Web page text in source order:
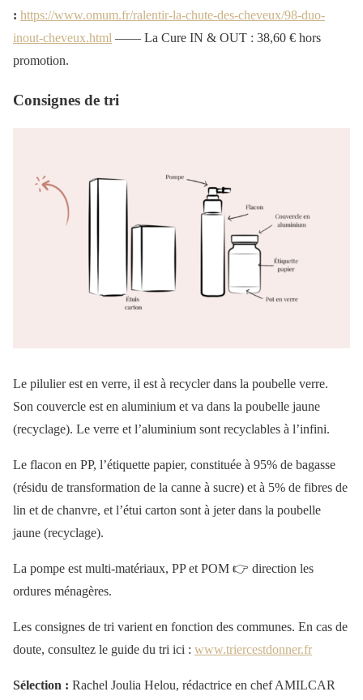
: https://www.omum.fr/ralentir-la-chute-des-cheveux/98-duo-
inout-cheveux.html —— La Cure IN & OUT : 38,60 € hors
promotion.
Consignes de tri
Le pilulier est en verre, il est à recycler dans la poubelle verre.
Son couvercle est en aluminium et va dans la poubelle jaune
(recyclage). Le verre et l’aluminium sont recyclables à l’infini.
Le flacon en PP, l’étiquette papier, constituée à 95% de bagasse
(résidu de transformation de la canne à sucre) et à 5% de fibres de
lin et de chanvre, et l’étui carton sont à jeter dans la poubelle
jaune (recyclage).
La pompe est multi-matériaux, PP et POM 👉 direction les
ordures ménagères.
Les consignes de tri varient en fonction des communes. En cas de
doute, consultez le guide du tri ici : www.triercestdonner.fr
Sélection : Rachel Joulia Helou, rédactrice en chef AMILCAR